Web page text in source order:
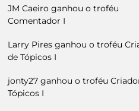
JM Caeiro ganhou o troféu
Comentador I
Larry Pires ganhou o troféu
de Tópicos I
jonty27 ganhou o troféu
Tópicos I